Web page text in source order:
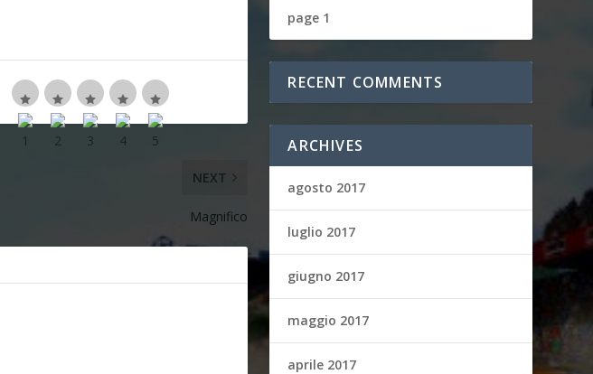
NEXT
Magnifico
page 1
RECENT COMMENTS
ARCHIVES
agosto 2017
luglio 2017
giugno 2017
maggio 2017
aprile 2017